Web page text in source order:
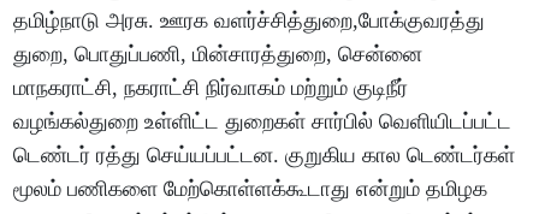
தமிழ்நாடு அரசு. ஊரக வளர்ச்சித்துறை,போக்குவரத்து
துறை, பொதுப்பணி, மின்சாரத்துறை, சென்னை
மாநகராட்சி, நகராட்சி நிர்வாகம் மற்றும் குடிநீர்
வழங்கல்துறை உள்ளிட்ட துறைகள் சார்பில் வெளியிடப்பட்ட
டெண்டர் ரத்து செய்யப்பட்டன. குறுகிய கால டெண்டர்கள்
மூலம் பணிகளை மேற்கொள்ளக்கூடாது என்றும் தமிழக